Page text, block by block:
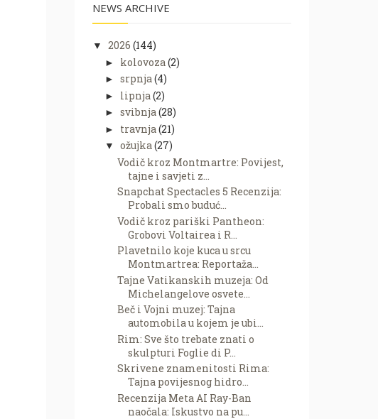
NEWS ARCHIVE
▼ 2026 (144)
► kolovoza (2)
► srpnja(4)
► lipnja (2)
► svibnja(28)
► travnja (21)
▼ ožujka(27)
Vodič kroz Montmartre: Povijest,
tajne i savjeti z...
Snapchat Spectacles 5 Recenzija:
Probali smo buduć...
Vodič kroz pariški Pantheon:
Grobovi Voltairea i R...
Plavetnilo koje kuca u srcu
Montmartrea: Reportaža...
Tajne Vatikanskih muzeja: Od
Michelangelove osvete...
Beč i Vojni muzej: Tajna
automobila u kojem je ubi...
Rim: Sve što trebate znati o
skulpturi Foglie di P...
Skrivene znamenitosti Rima:
Tajna povijesnog hidro...
Recenzija Meta AI Ray-Ban
naočala: Iskustvo na pu...